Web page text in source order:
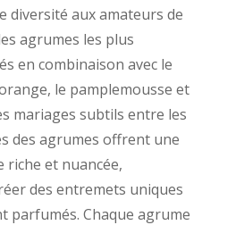
diversité aux amateurs de
agrumes les plus
en combinaison avec le
le pamplemousse et
mariages subtils entre les
des agrumes offrent une
et nuancée,
des entremets uniques
parfumés. Chaque agrume